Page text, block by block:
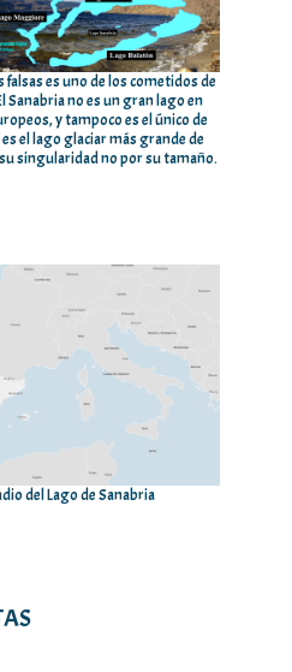
es uno de los cometidos de
Sanabria no es un gran lago en
y tampoco es el único de
el lago glaciar más grande de
singularidad no por su tamaño.
del Lago de Sanabria